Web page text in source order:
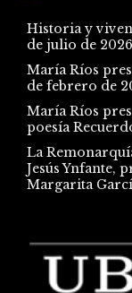
Historia y
de julio de 2026
María Ríos
de febrero de
María Ríos
poesía
La
Jesús Ynfante,
Margarita